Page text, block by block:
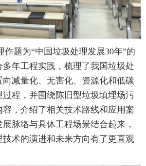
作题为“中国垃圾处理发展30年”的
年工程实践，梳理了我国垃圾处
减量化、无害化、资源化和低碳
程，并围绕陈旧型垃圾填埋场污
，介绍了相关技术路线和应用案
脉络与具体工程场景结合起来，
术的演进和未来方向有了更直观